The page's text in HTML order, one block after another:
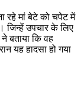
रहे मां बेटे को चपेट में
जिन्हें उपचार के लिए
ने बताया कि वह
यह हादसा हो गया